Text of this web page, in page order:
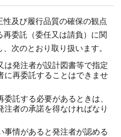
及び履行品質の確保の観点
委託（委任又は請負）に関
次のとおり取り扱います。
は発注者が設計図書等で指定
に再委託することはできませ
託する必要があるときは、
注者の承諾を得なければなり
事情があると発注者が認める